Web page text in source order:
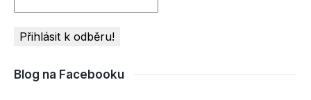
Blog na Facebooku